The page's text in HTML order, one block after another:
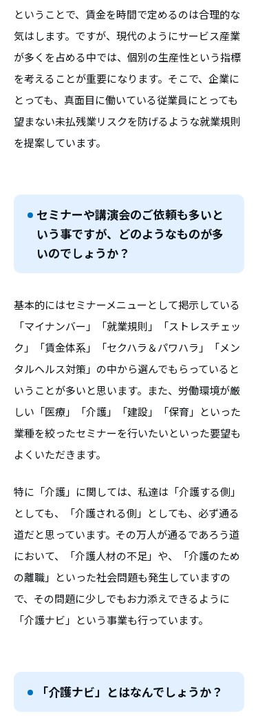
ということで、賃金を時間で定めるのは合理的な
気はします。ですが、現代のようにサービス産業
が多くを占める中では、個別の生産性という指標
を考えることが重要になります。そこで、企業に
とっても、真面目に働いている従業員にとっても
望まない未払残業リスクを防げるような就業規則
を提案しています。
セミナーや講演会のご依頼も多いと
いう事ですが、どのようなものが多
いのでしょうか？
基本的にはセミナーメニューとして掲示している
「マイナンバー」「就業規則」「ストレスチェッ
ク」「賃金体系」「セクハラ＆パワハラ」「メン
タルヘルス対策」の中から選んでもらっていると
いうことが多いと思います。また、労働環境が厳
しい「医療」「介護」「建設」「保育」といった
業種を絞ったセミナーを行いたいといった要望も
よくいただきます。
特に「介護」に関しては、私達は「介護する側」
としても、「介護される側」としても、必ず通る
道だと思っています。その万人が通るであろう道
において、「介護人材の不足」や、「介護のため
の離職」といった社会問題も発生していますの
で、その問題に少しでもお力添えできるように
「介護ナビ」という事業も行っています。
「介護ナビ」とはなんでしょうか？